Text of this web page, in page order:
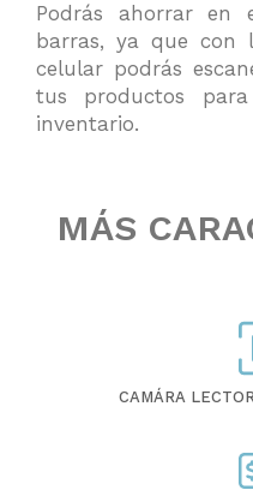
Podrás ahorrar en
barras, ya que con
celular podrás
tus productos
inventario.
MÁS
CAMÁRA